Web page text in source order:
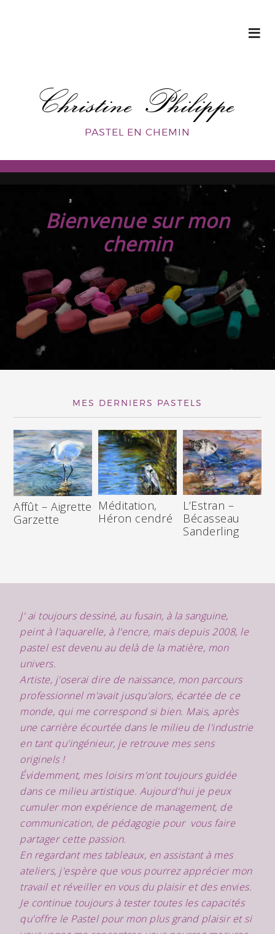
Christine Philippe
PASTEL EN CHEMIN
Bienvenue sur mon
chemin
MES DERNIERS PASTELS
Affût – Aigrette
Garzette
Méditation,
Héron cendré
L’Estran –
Bécasseau
Sanderling
J' ai toujours dessiné, au fusain, à la sanguine,
peint à l'aquarelle, à l'encre, mais depuis 2008, le
pastel est devenu au delà de la matière, mon
univers.
Artiste, j'oserai dire de naissance, mon parcours
professionnel m'avait jusqu'alors, écartée de ce
monde, qui me correspond si bien. Mais, après
une carrière écourtée dans le milieu de l'industrie
en tant qu'ingénieur, je retrouve mes sens
originels !
Évidemment, mes loisirs m'ont toujours guidée
dans ce milieu artistique. Aujourd'hui je peux
cumuler mon expérience de management, de
communication, de pédagogie pour vous faire
partager cette passion.
En regardant mes tableaux, en assistant à mes
ateliers, j'espère que vous pourrez apprécier mon
travail et réveiller en vous du plaisir et des envies.
Je continue toujours à tester toutes les capacités
qu'offre le Pastel pour mon plus grand plaisir et si